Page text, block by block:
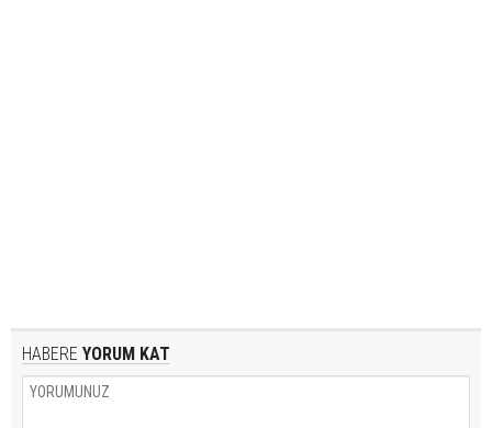
HABERE YORUM KAT